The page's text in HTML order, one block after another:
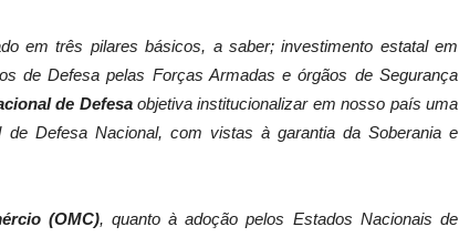
em três pilares básicos, a saber; investimento estatal em
de Defesa pelas Forças Armadas e órgãos de Segurança
de Defesa objetiva institucionalizar em nosso país uma
Defesa Nacional, com vistas à garantia da Soberania e
(OMC), quanto à adoção pelos Estados Nacionais de